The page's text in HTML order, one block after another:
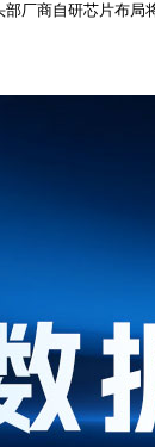
厂商自研芯片布